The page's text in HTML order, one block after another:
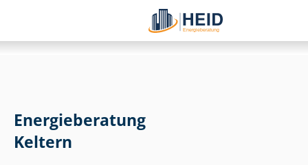
Energieberatung
Keltern